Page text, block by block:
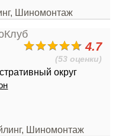
Шиномонтаж
4.7
(53 оценки)
округ
Шиномонтаж